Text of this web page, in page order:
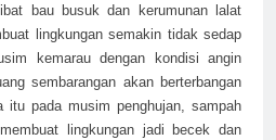
bau busuk dan kerumunan lalat
lingkungan semakin tidak sedap
kemarau dengan kondisi angin
sembarangan akan berterbangan
itu pada musim penghujan, sampah
lingkungan jadi becek dan